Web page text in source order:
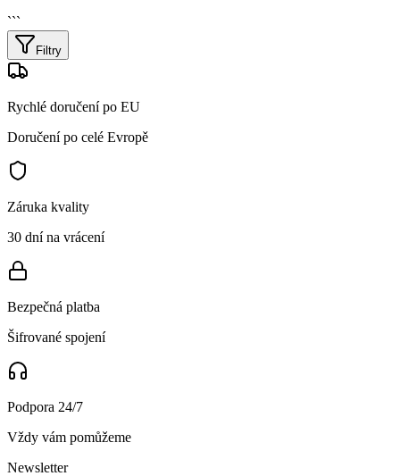
```
Filtry
Rychlé doručení po EU
Doručení po celé Evropě
Záruka kvality
30 dní na vrácení
Bezpečná platba
Šifrované spojení
Podpora 24/7
Vždy vám pomůžeme
Newsletter